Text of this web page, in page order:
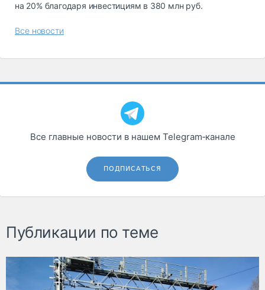
на 20% благодаря инвестициям в 380 млн руб.
Все новости
Все главные новости в нашем Telegram‑канале
ПОДПИСАТЬСЯ
Публикации по теме